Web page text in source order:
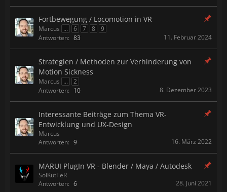
Fortbewegung / Locomotion in VR
Marcus ... 6 7 8
9
Antworten: 83 11. Februar 2024
Strategien / Methoden zur Verhinderung von
Motion Sickness
Marcus ...
2
Antworten: 10 8. Dezember 2023
Interessante Beiträge zum Thema VR-
Entwicklung und UX-Design
Marcus
Antworten: 9 16. März 2022
MARUI PlugIn VR - Blender / Maya / Autodesk
SolKutTeR
Antworten: 6 28. Juni 2021